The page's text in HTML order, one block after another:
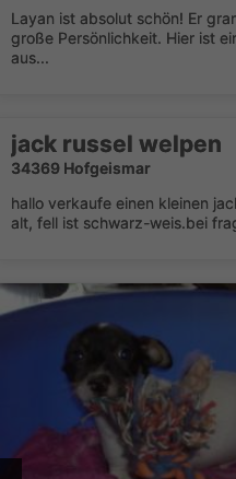
Layan ist absolut schön! Er
große Persönlichkeit. Hier ist
aus...
jack russel welpen
34369 Hofgeismar
hallo verkaufe einen kleinen
alt, fell ist schwarz-weis.bei